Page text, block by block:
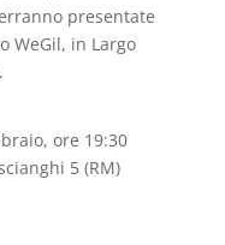
presentate
WeGil, in Largo
ore 19:30
5 (RM)